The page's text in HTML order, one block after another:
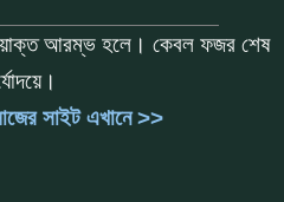
আরম্ভ হলে। কেবল ফজর শেষ
সাইট এখানে >>